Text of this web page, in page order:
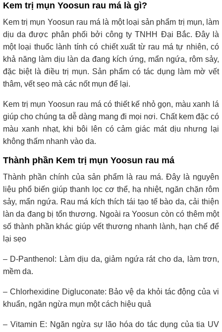
Kem trị mụn Yoosun rau má là gì?
Kem trị mụn Yoosun rau má là một loại sản phẩm trị mụn, làm
dịu da được phân phối bởi công ty TNHH Đại Bắc. Đây là
một loại thuốc lành tính có chiết xuất từ rau má tự nhiên, có
khả năng làm dịu làn da đang kích ứng, mẩn ngứa, rôm sảy,
đặc biệt là điều trị mụn. Sản phẩm có tác dụng làm mờ vết
thâm, vết sẹo mà các nốt mụn để lại.
Kem trị mụn Yoosun rau má có thiết kế nhỏ gọn, màu xanh lá
giúp cho chúng ta dễ dàng mang đi mọi nơi. Chất kem đặc có
màu xanh nhạt, khi bôi lên có cảm giác mát dịu nhưng lại
không thấm nhanh vào da.
Thành phần Kem trị mụn Yoosun rau má
Thành phần chính của sản phẩm là rau má. Đây là nguyên
liệu phổ biến giúp thanh lọc cơ thể, hạ nhiệt, ngăn chặn rôm
sảy, mẩn ngứa. Rau má kích thích tái tạo tế bào da, cải thiện
làn da đang bị tổn thương. Ngoài ra Yoosun còn có thêm một
số thành phần khác giúp vết thương nhanh lành, hạn chế để
lại sẹo
– D-Panthenol: Làm dịu da, giảm ngứa rát cho da, làm trơn,
mềm da.
– Chlorhexidine Digluconate: Bảo vệ da khỏi tác động của vi
khuẩn, ngăn ngừa mụn một cách hiệu quả
– Vitamin E: Ngăn ngừa sự lão hóa do tác dụng của tia UV